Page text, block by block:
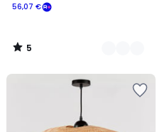
56,07 €
5
/